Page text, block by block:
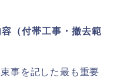
（付帯工事・撤去範
事を記した最も重要